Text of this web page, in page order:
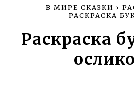
В МИРЕ СКАЗКИ ›
РАСКРАСКА
Раскраска